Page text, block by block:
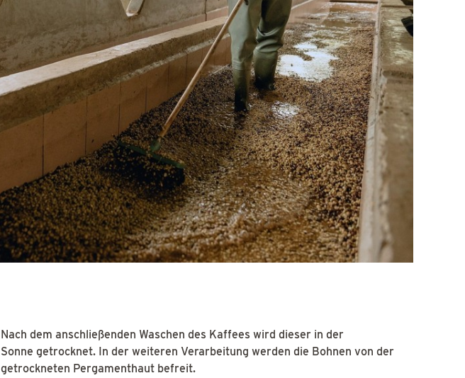
Nach dem anschließenden Waschen des Kaffees wird dieser in der
Sonne getrocknet. In der weiteren Verarbeitung werden die Bohnen von der
getrockneten Pergamenthaut befreit.